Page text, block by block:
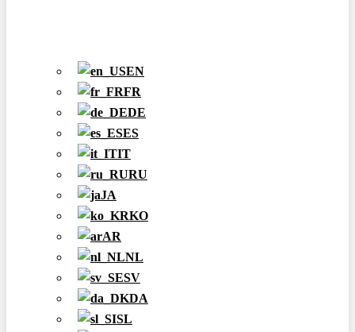
EN
FR
DE
ES
IT
RU
JA
KO
AR
NL
SV
DA
SL